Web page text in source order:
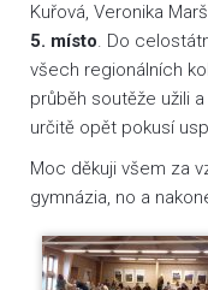
Kuřová, Veronika
5. místo. Do
všech regionálních
průběh soutěže užili
určitě opět pokusí
Moc děkuji všem za
gymnázia, no a